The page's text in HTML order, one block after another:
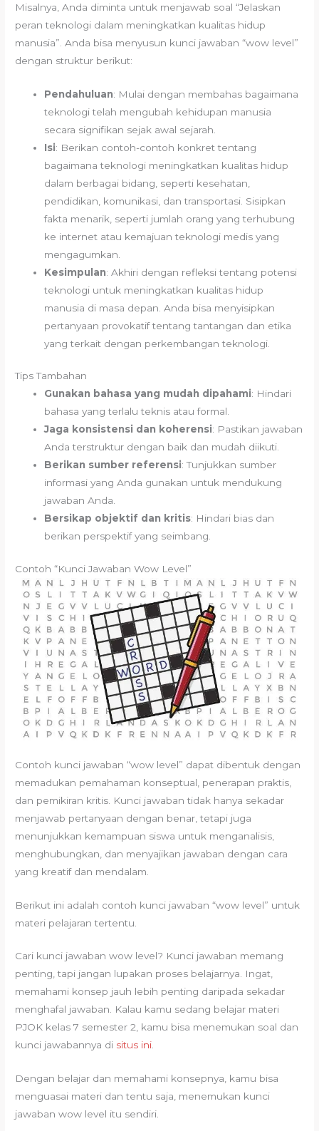
Misalnya, Anda diminta untuk menjawab soal “Jelaskan
peran teknologi dalam meningkatkan kualitas hidup
manusia”. Anda bisa menyusun kunci jawaban “wow level”
dengan struktur berikut:
Pendahuluan: Mulai dengan membahas bagaimana
teknologi telah mengubah kehidupan manusia
secara signifikan sejak awal sejarah.
Isi: Berikan contoh-contoh konkret tentang
bagaimana teknologi meningkatkan kualitas hidup
dalam berbagai bidang, seperti kesehatan,
pendidikan, komunikasi, dan transportasi. Sisipkan
fakta menarik, seperti jumlah orang yang terhubung
ke internet atau kemajuan teknologi medis yang
mengagumkan.
Kesimpulan: Akhiri dengan refleksi tentang potensi
teknologi untuk meningkatkan kualitas hidup
manusia di masa depan. Anda bisa menyisipkan
pertanyaan provokatif tentang tantangan dan etika
yang terkait dengan perkembangan teknologi.
Tips Tambahan
Gunakan bahasa yang mudah dipahami: Hindari
bahasa yang terlalu teknis atau formal.
Jaga konsistensi dan koherensi: Pastikan jawaban
Anda terstruktur dengan baik dan mudah diikuti.
Berikan sumber referensi: Tunjukkan sumber
informasi yang Anda gunakan untuk mendukung
jawaban Anda.
Bersikap objektif dan kritis: Hindari bias dan
berikan perspektif yang seimbang.
Contoh “Kunci Jawaban Wow Level”
Contoh kunci jawaban “wow level” dapat dibentuk dengan
memadukan pemahaman konseptual, penerapan praktis,
dan pemikiran kritis. Kunci jawaban tidak hanya sekadar
menjawab pertanyaan dengan benar, tetapi juga
menunjukkan kemampuan siswa untuk menganalisis,
menghubungkan, dan menyajikan jawaban dengan cara
yang kreatif dan mendalam.
Berikut ini adalah contoh kunci jawaban “wow level” untuk
materi pelajaran tertentu.
Cari kunci jawaban wow level? Kunci jawaban memang
penting, tapi jangan lupakan proses belajarnya. Ingat,
memahami konsep jauh lebih penting daripada sekadar
menghafal jawaban. Kalau kamu sedang belajar materi
PJOK kelas 7 semester 2, kamu bisa menemukan soal dan
kunci jawabannya di situs ini.
Dengan belajar dan memahami konsepnya, kamu bisa
menguasai materi dan tentu saja, menemukan kunci
jawaban wow level itu sendiri.